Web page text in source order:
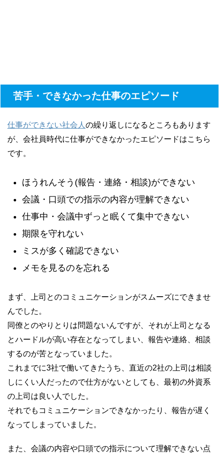
苦手・できなかった仕事のエピソード
仕事ができない社会人の繰り返しになるところもあります
が、会社員時代に仕事ができなかったエピソードはこちら
です。
ほうれんそう(報告・連絡・相談)ができない
会議・口頭での指示の内容が理解できない
仕事中・会議中ずっと眠くて集中できない
期限を守れない
ミスが多く確認できない
メモを見るのを忘れる
まず、上司とのコミュニケーションがスムーズにできませ
んでした。
同僚とのやりとりは問題ないんですが、それが上司となる
とハードルが高い存在となってしまい、報告や連絡、相談
するのが苦となっていました。
これまでに3社で働いてきたうち、直近の2社の上司は相談
しにくい人だったので仕方がないとしても、最初の外資系
の上司は良い人でした。
それでもコミュニケーションできなかったり、報告が遅く
なってしまっていました。
また、会議の内容や口頭での指示について理解できない点